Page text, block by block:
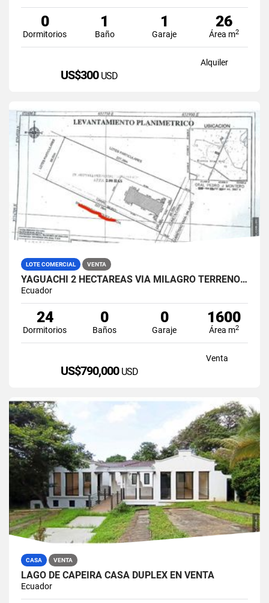
0
Dormitorios
1
Baño
1
Garaje
26
Área m2
Alquiler
US$300 USD
LOTE COMERCIAL VENTA
YAGUACHI 2 HECTÁREAS VIA MILAGRO TERRENO INDUSTRIAL EN VENTA
Ecuador
24
Dormitorios
0
Baños
0
Garaje
1600
Área m2
Venta
US$790,000 USD
CASA VENTA
LAGO DE CAPEIRA CASA DUPLEX EN VENTA
Ecuador